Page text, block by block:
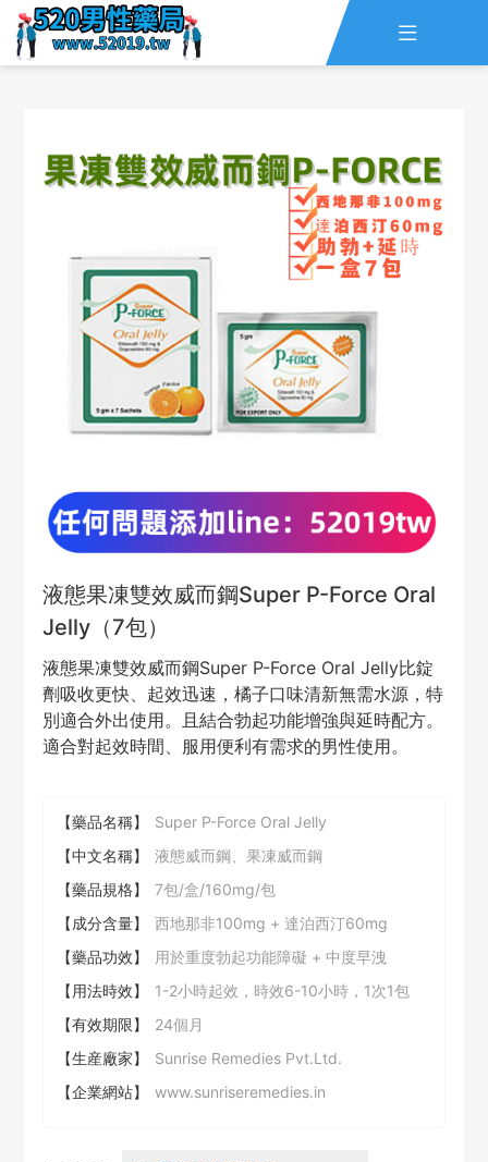

資訊 線上留言
全部藥品
液態果凍雙效威而鋼Super P-Force Oral
Jelly（7包）
液態果凍雙效威而鋼Super P-Force Oral Jelly比錠
劑吸收更快、起效迅速，橘子口味清新無需水源，特
別適合外出使用。且結合勃起功能增強與延時配方。
適合對起效時間、服用便利有需求的男性使用。
【藥品名稱】
Super P-Force Oral Jelly
【中文名稱】
液態威而鋼、果凍威而鋼
【藥品規格】
7包/盒/160mg/包
【成分含量】
西地那非100mg + 達泊西汀60mg
【藥品功效】
用於重度勃起功能障礙 + 中度早洩
【用法時效】
1-2小時起效，時效6-10小時，1次1包
【有效期限】
24個月
【生産廠家】
Sunrise Remedies Pvt.Ltd.
【企業網站】
www.sunriseremedies.in